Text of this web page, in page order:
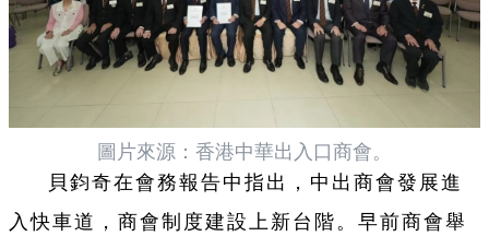
圖片來源： 香港中華出入口商會。
貝鈞奇在會務報告中指出，中出商會發展進
入快車道，商會制度建設上新台階。早前商會舉